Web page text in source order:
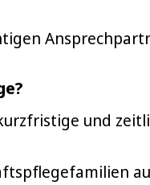
und